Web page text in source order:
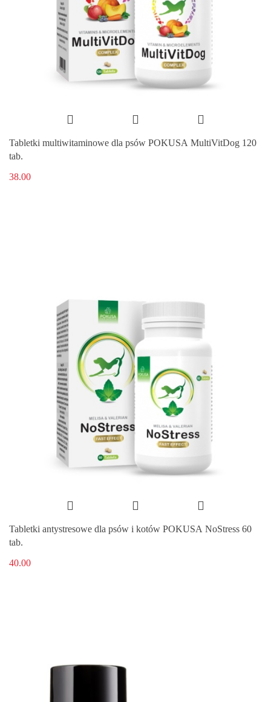
Tabletki multiwitaminowe dla psów POKUSA MultiVitDog 120
tab.
38.00
Tabletki antystresowe dla psów i kotów POKUSA NoStress 60
tab.
40.00